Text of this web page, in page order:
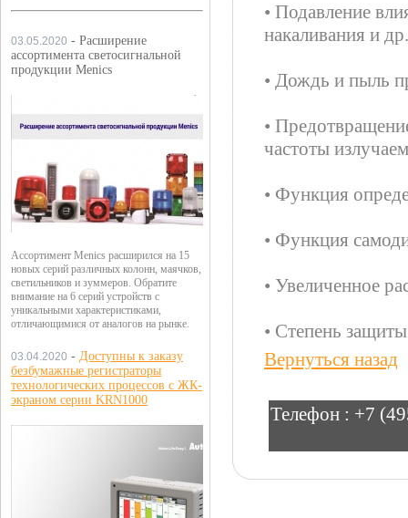
03.05.2020 - Расширение
ассортимента светосигнальной
продукции Menics
Ассортимент Menics расширился на 15
новых серий различных колонн, маячков,
светильников и зуммеров. Обратите
внимание на 6 серий устройств с
уникальными характеристиками,
отличающимися от аналогов на рынке.
03.04.2020 - Доступны к заказу
безбумажные регистраторы
технологических процессов с ЖК-
экраном серии KRN1000
• Подавление
накаливания и
• Дождь и пыль
•
частоты
• Функция
• Функция
• Увеличенное
• Степень
Вернуться назад
Телефон : +7